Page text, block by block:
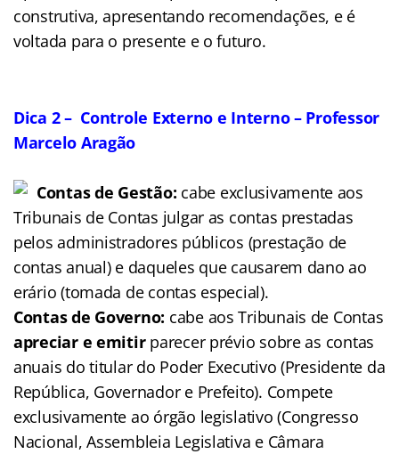
construtiva, apresentando recomendações, e é
voltada para o presente e o futuro.
Dica 2 – Controle Externo e Interno – Professor
Marcelo Aragão
Contas de Gestão: cabe exclusivamente aos
Tribunais de Contas julgar as contas prestadas
pelos administradores públicos (prestação de
contas anual) e daqueles que causarem dano ao
erário (tomada de contas especial).
Contas de Governo: cabe aos Tribunais de Contas
apreciar e emitirparecer prévio sobre as contas
anuais do titular do Poder Executivo (Presidente da
República, Governador e Prefeito). Compete
exclusivamente ao órgão legislativo (Congresso
Nacional, Assembleia Legislativa e Câmara